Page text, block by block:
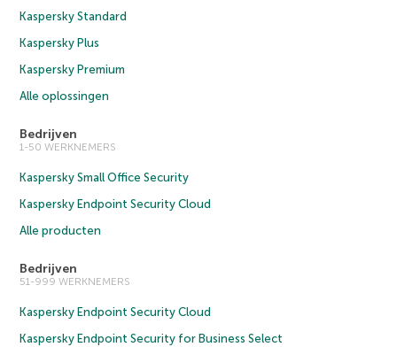
Kaspersky Standard
Kaspersky Plus
Kaspersky Premium
Alle oplossingen
Bedrijven
1-50 WERKNEMERS
Kaspersky Small Office Security
Kaspersky Endpoint Security Cloud
Alle producten
Bedrijven
51-999 WERKNEMERS
Kaspersky Endpoint Security Cloud
Kaspersky Endpoint Security for Business Select